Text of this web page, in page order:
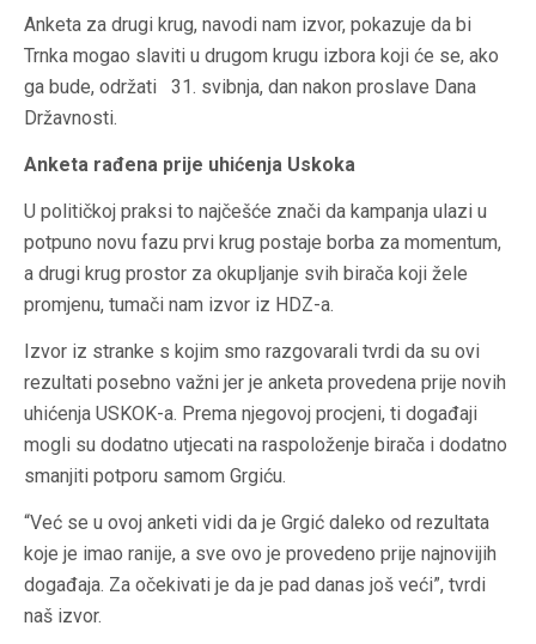
Anketa za drugi krug, navodi nam izvor, pokazuje da bi
Trnka mogao slaviti u drugom krugu izbora koji će se, ako
ga bude, održati 31. svibnja, dan nakon proslave Dana
Državnosti.
Anketa rađena prije uhićenja Uskoka
U političkoj praksi to najčešće znači da kampanja ulazi u
potpuno novu fazu prvi krug postaje borba za momentum,
a drugi krug prostor za okupljanje svih birača koji žele
promjenu, tumači nam izvor iz HDZ-a.
Izvor iz stranke s kojim smo razgovarali tvrdi da su ovi
rezultati posebno važni jer je anketa provedena prije novih
uhićenja USKOK-a. Prema njegovoj procjeni, ti događaji
mogli su dodatno utjecati na raspoloženje birača i dodatno
smanjiti potporu samom Grgiću.
“Već se u ovoj anketi vidi da je Grgić daleko od rezultata
koje je imao ranije, a sve ovo je provedeno prije najnovijih
događaja. Za očekivati je da je pad danas još veći”, tvrdi
naš izvor.